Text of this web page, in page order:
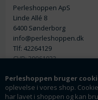
Perleshoppen bruger
oplevelse i vores shop.
har lavet i shoppen og kan
Perleshoppen ApS
Linde Allé 8
6400 Sønderborg
info@perleshoppen.dk
Tlf: 42264129
CVR: 39061023